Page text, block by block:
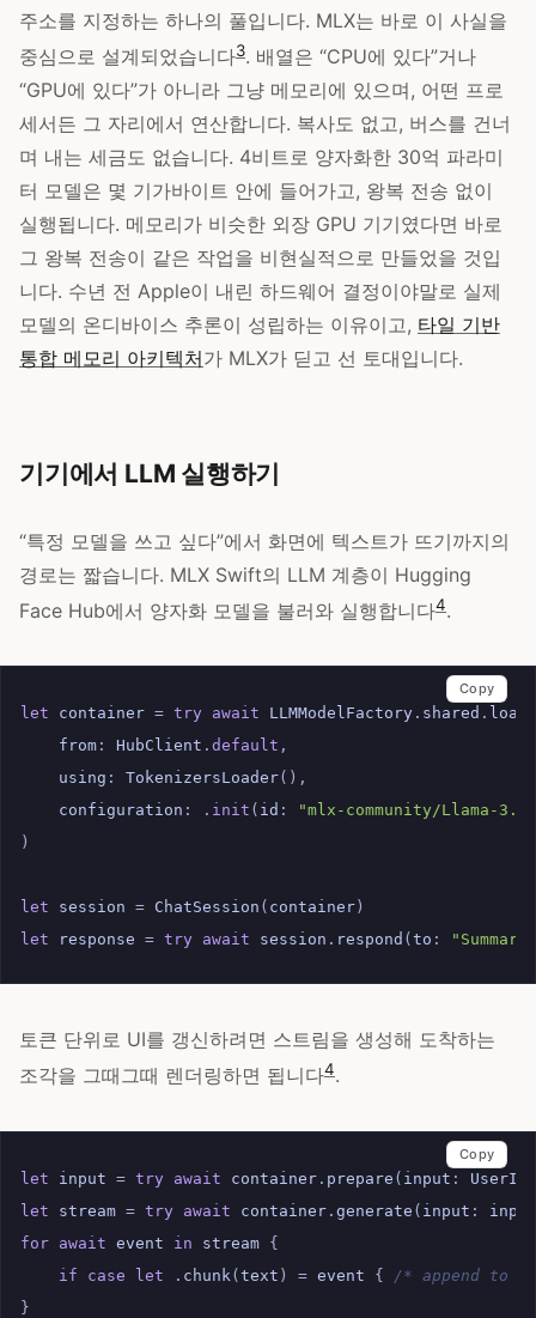
주소를 지정하는 하나의 풀입니다. MLX는 바로 이 사실을
중심으로 설계되었습니다3. 배열은 “CPU에 있다”거나
“GPU에 있다”가 아니라 그냥 메모리에 있으며, 어떤 프로
세서든 그 자리에서 연산합니다. 복사도 없고, 버스를 건너
며 내는 세금도 없습니다. 4비트로 양자화한 30억 파라미
터 모델은 몇 기가바이트 안에 들어가고, 왕복 전송 없이
실행됩니다. 메모리가 비슷한 외장 GPU 기기였다면 바로
그 왕복 전송이 같은 작업을 비현실적으로 만들었을 것입
니다. 수년 전 Apple이 내린 하드웨어 결정이야말로 실제
모델의 온디바이스 추론이 성립하는 이유이고, 타일 기반
통합 메모리 아키텍처가 MLX가 딛고 선 토대입니다.
기기에서 LLM 실행하기
“특정 모델을 쓰고 싶다”에서 화면에 텍스트가 뜨기까지의
경로는 짧습니다. MLX Swift의 LLM 계층이 Hugging
Face Hub에서 양자화 모델을 불러와 실행합니다4.
let container = try await LLMModelFactory . shared .
from : HubClient . default ,
using : TokenizersLoader(),
configuration : . init ( id :
"mlx-community/Llama-
)
let session = ChatSession ( container )
let
response = try await session . respond ( to :
Copy
토큰 단위로 UI를 갱신하려면 스트림을 생성해 도착하는
조각을 그때그때 렌더링하면 됩니다4.
let input = try await container . prepare ( input :
let
stream = try await container . generate ( input :
input
for await event in stream {
if
case let . chunk (text ) = event {
/* append to
}
Copy